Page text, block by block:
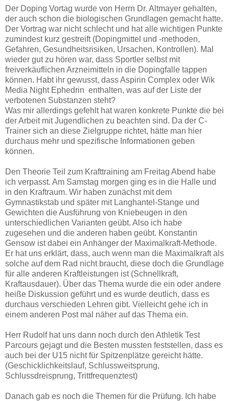
Der Doping Vortag wurde von Herrn Dr. Altmayer gehalten,
der auch schon die biologischen Grundlagen gemacht hatte.
Der Vortrag war nicht schlecht und hat alle wichtigen Punkte
zumindest kurz gestreift (Dopingmittel und -methoden,
Gefahren, Gesundheitsrisiken, Ursachen, Kontrollen). Mal
wieder gut zu hören war, dass Sportler selbst mit
freiverkäuflichen Arzneimitteln in die Dopingfalle tappen
können. Habt ihr gewusst, dass Aspirin Complex oder Wik
Media Night Ephedrin enthalten, was auf der Liste der
verbotenen Substanzen steht?
Was mir allerdings gefehlt hat waren konkrete Punkte die bei
der Arbeit mit Jugendlichen zu beachten sind. Da der C-
Trainer sich an diese Zielgruppe richtet, hätte man hier
durchaus mehr und spezifische Informationen geben
können.
Den Theorie Teil zum Krafttraining am Freitag Abend habe
ich verpasst. Am Samstag morgen ging es in die Halle und
in den Kraftraum. Wir haben zunächst mit dem
Gymnastikstab und später mit Langhantel-Stange und
Gewichten die Ausführung von Kniebeugen in den
unterschiedlichen Varianten geübt. Also ich habe
zugesehen und die anderen haben geübt. Konstantin
Gensow ist dabei ein Anhänger der Maximalkraft-Methode.
Er hat uns erklärt, dass, auch wenn man die Maximalkraft als
solche auf dem Rad nicht braucht, diese doch die Grundlage
für alle anderen Kraftleistungen ist (Schnellkraft,
Kraftausdauer). Über das Thema wurde die ein oder andere
heiße Diskussion geführt und es wurde deutlich, dass es
durchaus verschieden Lehren gibt. Vielleicht gehe ich in
einem anderen Post mal näher auf das Thema ein.
Herr Rudolf hat uns dann noch durch den Athletik Test
Parcours gejagt und die Besten mussten feststellen, dass es
auch bei der U15 nicht für Spitzenplätze gereicht hätte.
(Geschicklichkeitslauf, Schlussweitsprung,
Schlussdreisprung, Trittfrequenztest)
Danach gab es noch die Themen für die Prüfung. Ich habe